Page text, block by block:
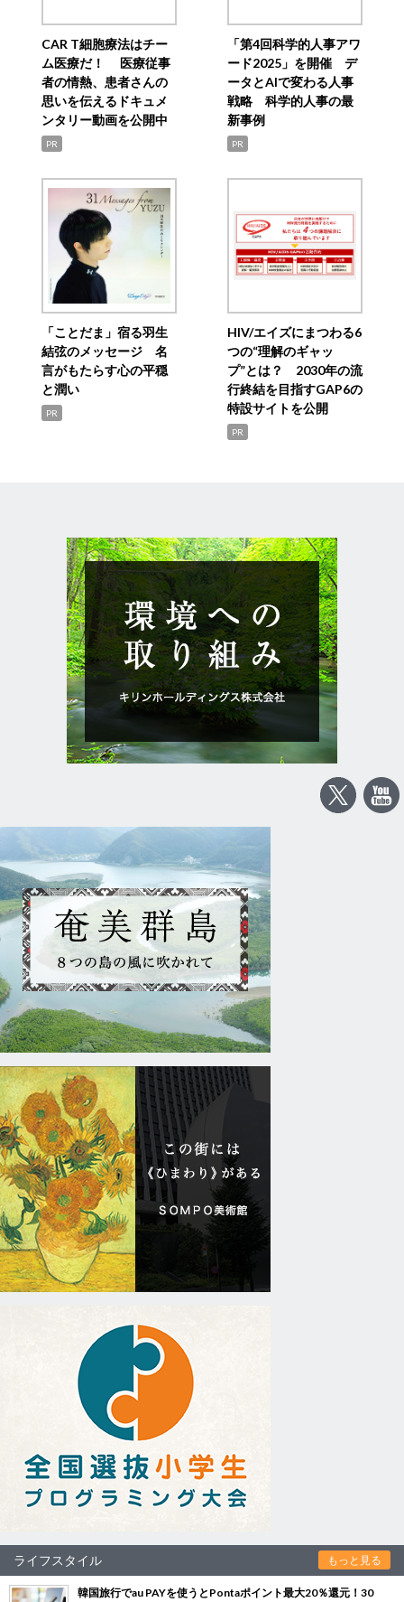
CAR T細胞療法はチー
ム医療だ！ 医療従事
者の情熱、患者さんの
思いを伝えるドキュメ
ンタリー動画を公開中
PR
「第4回科学的人事アワ
ード2025」を開催 デ
ータとAIで変わる人事
戦略 科学的人事の最
新事例
PR
「ことだま」宿る羽生
結弦のメッセージ 名
言がもたらす心の平穏
と潤い
PR
HIV/エイズにまつわる6
つの“理解のギャッ
プ”とは？ 2030年の流
行終結を目指すGAP6の
特設サイトを公開
PR
ライフスタイル もっと見る
韓国旅行でau PAYを使うとPontaポイント最大20％還元！30